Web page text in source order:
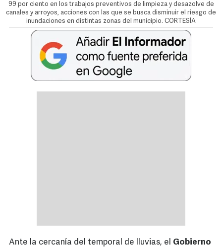
99 por ciento en los trabajos preventivos de limpieza y desazolve de
canales y arroyos, acciones con las que se busca disminuir el riesgo de
inundaciones en distintas zonas del municipio. CORTESÍA
Ante la cercanía del temporal de lluvias, el Gobierno